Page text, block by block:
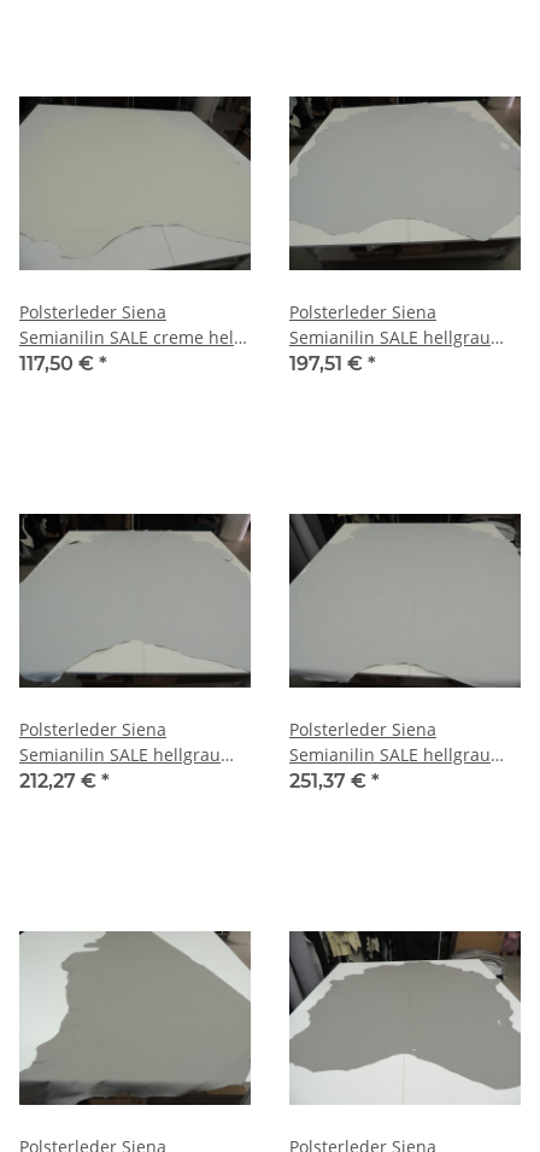
Polsterleder Siena
Semianilin SALE creme hell
3,93 qm
117,50 € *
Polsterleder Siena
Semianilin SALE hellgrau
4,95 qm
197,51 € *
Polsterleder Siena
Semianilin SALE hellgrau
5,32 qm
212,27 € *
Polsterleder Siena
Semianilin SALE hellgrau
6,30 qm
251,37 € *
Polsterleder Siena Polsterleder Siena